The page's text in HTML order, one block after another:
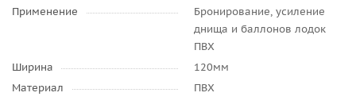
Применение
Бронирование, усиление
днища и баллонов лодок
ПВХ
Ширина
120мм
Материал
ПВХ